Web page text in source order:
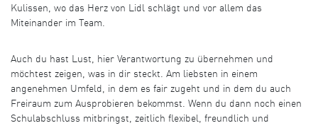
Kulissen, wo das Herz von Lidl schlägt und vor allem das
Miteinander im Team.
Auch du hast Lust, hier Verantwortung zu übernehmen und
möchtest zeigen, was in dir steckt. Am liebsten in einem
angenehmen Umfeld, in dem es fair zugeht und in dem du auch
Freiraum zum Ausprobieren bekommst. Wenn du dann noch einen
Schulabschluss mitbringst, zeitlich flexibel, freundlich und